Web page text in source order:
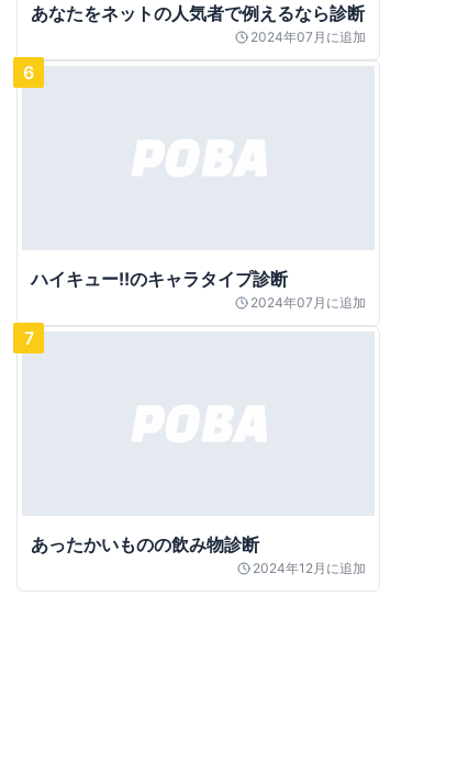
あなたをネットの人気者で例えるなら診断
2024年07月 に追加
6
ハイキュー!!のキャラタイプ診断
2024年07月 に追加
7
あったかいものの飲み物診断
2024年12月 に追加